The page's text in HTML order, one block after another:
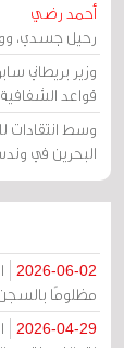
أحمد رضي
رحيل جسدي،
وزير بريطاني
قواعد
وسط انتقادات
البحرين في
2026-06-02
مظلومًا
2026-04-29